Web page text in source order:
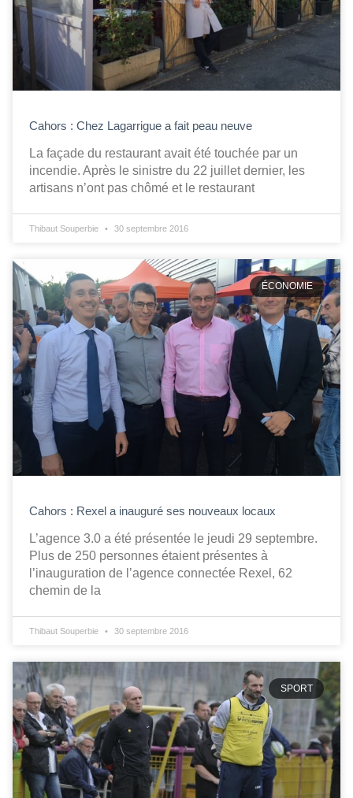
Cahors : Chez Lagarrigue a fait peau neuve
La façade du restaurant avait été touchée par un
incendie. Après le sinistre du 22 juillet dernier, les
artisans n’ont pas chômé et le restaurant
Thibaut Souperbie 30 septembre 2016
ÉCONOMIE
Cahors : Rexel a inauguré ses nouveaux locaux
L’agence 3.0 a été présentée le jeudi 29 septembre.
Plus de 250 personnes étaient présentes à
l’inauguration de l’agence connectée Rexel, 62
chemin de la
Thibaut Souperbie 30 septembre 2016
SPORT